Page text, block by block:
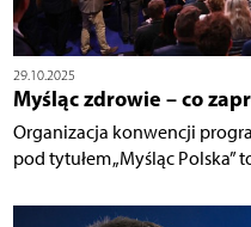
29.10.2025
Myśląc zdrowie – co
Organizacja konwencji
pod tytułem „Myśląc Polska”